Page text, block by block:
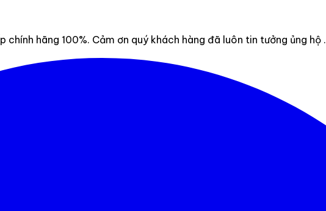
hãng 100%. Cảm ơn quý khách hàng đã luôn tin tưởng ủng hộ .